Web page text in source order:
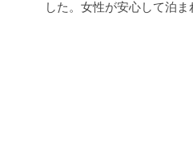
した。女性が安心して泊ま